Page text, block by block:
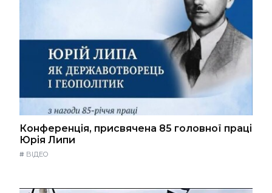
Конференція, присвячена 85 головної праці
Юрія Липи
# ВІДЕО